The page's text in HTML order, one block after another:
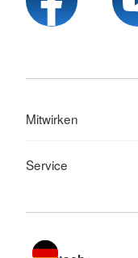
Mitwirken
Service
Sprache wechseln zu